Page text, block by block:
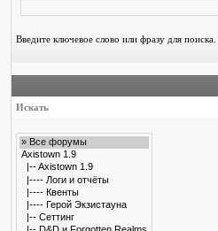
Введите ключевое слово или фразу для поиска.
Искать